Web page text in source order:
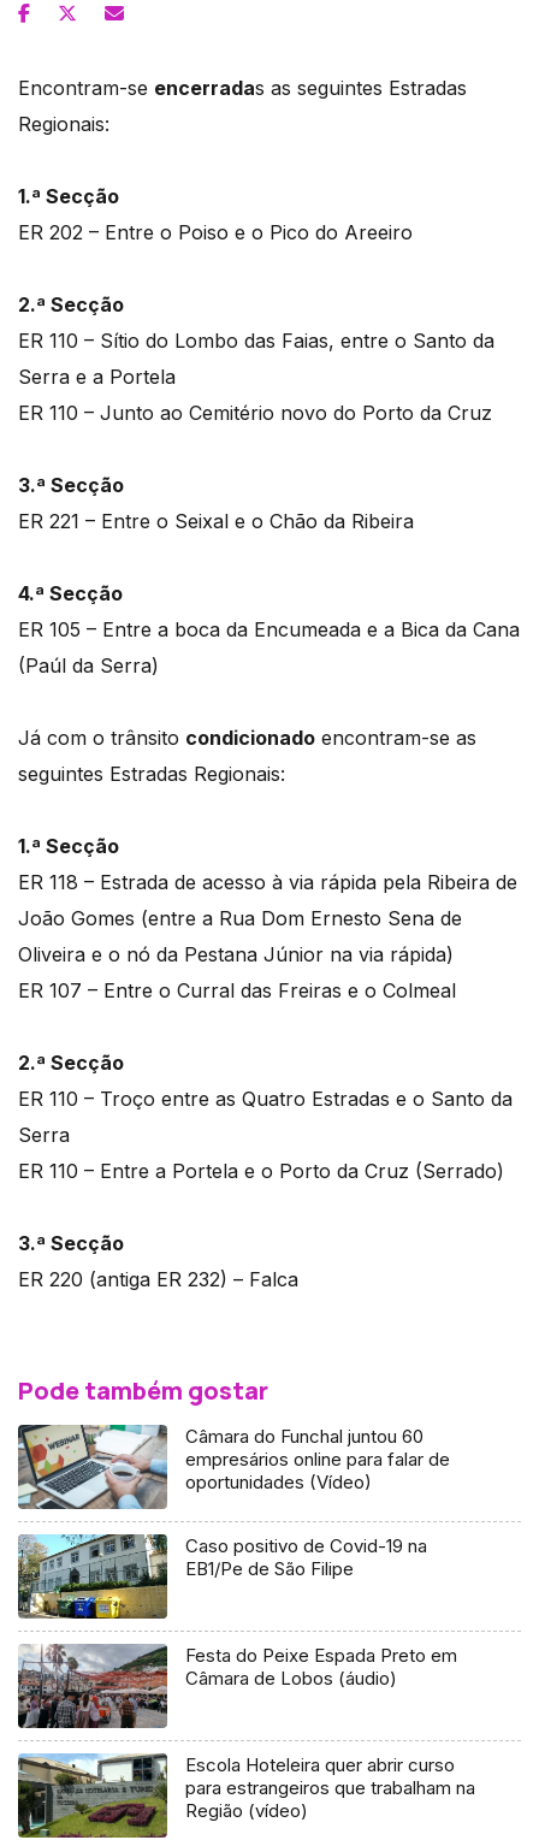
Encontram-se encerradas as seguintes Estradas
Regionais:
1.ª Secção
ER 202 – Entre o Poiso e o Pico do Areeiro
2.ª Secção
ER 110 – Sítio do Lombo das Faias, entre o Santo da
Serra e a Portela
ER 110 – Junto ao Cemitério novo do Porto da Cruz
3.ª Secção
ER 221 – Entre o Seixal e o Chão da Ribeira
4.ª Secção
ER 105 – Entre a boca da Encumeada e a Bica da Cana
(Paúl da Serra)
Já com o trânsito condicionado encontram-se as
seguintes Estradas Regionais:
1.ª Secção
ER 118 – Estrada de acesso à via rápida pela Ribeira de
João Gomes (entre a Rua Dom Ernesto Sena de
Oliveira e o nó da Pestana Júnior na via rápida)
ER 107 – Entre o Curral das Freiras e o Colmeal
2.ª Secção
ER 110 – Troço entre as Quatro Estradas e o Santo da
Serra
ER 110 – Entre a Portela e o Porto da Cruz (Serrado)
3.ª Secção
ER 220 (antiga ER 232) – Falca
Pode também gostar
Câmara do Funchal juntou 60
empresários online para falar de
oportunidades (Vídeo)
Caso positivo de Covid-19 na
EB1/Pe de São Filipe
Festa do Peixe Espada Preto em
Câmara de Lobos (áudio)
Escola Hoteleira quer abrir curso
para estrangeiros que trabalham na
Região (vídeo)